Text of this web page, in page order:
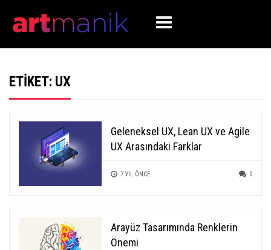
ETIKET: UX
Geleneksel UX, Lean UX ve Agile
UX Arasındaki Farklar
7 YIL ÖNCE 0
Arayüz Tasarımında Renklerin
Önemi